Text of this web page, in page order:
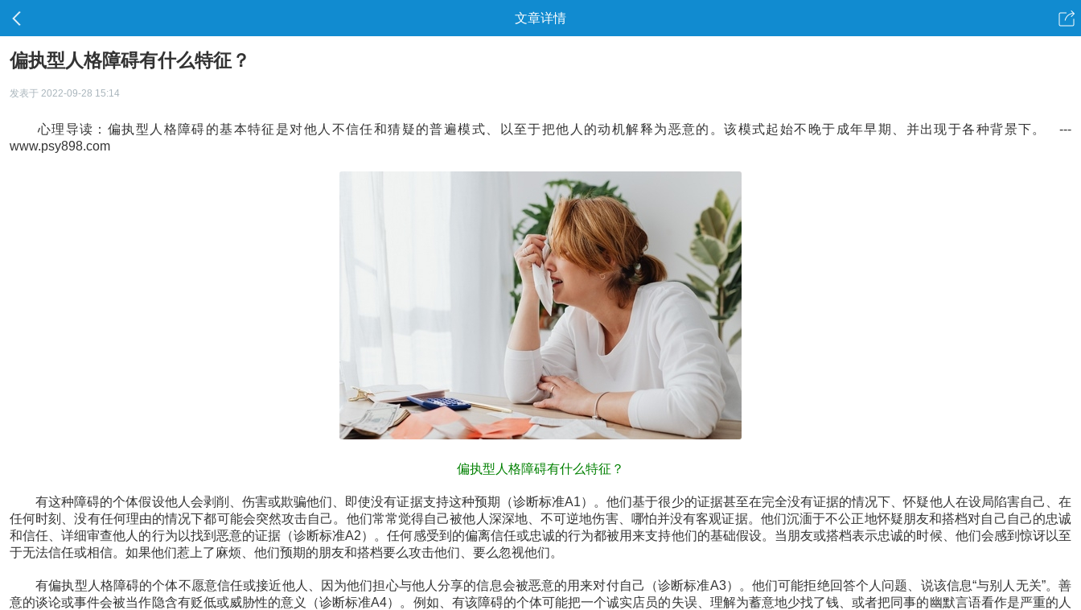
文章详情
偏执型人格障碍有什么特征？
发表于 2022-09-28 15:14
心理导读：偏执型人格障碍的基本特征是对他人不信任和猜疑的普遍模式、以至于把他人的动机解释为恶意的。该模式起始不晚于成年早期、并出现于各种背景下。 ---
www.psy898.com
偏执型人格障碍有什么特征？
有这种障碍的个体假设他人会剥削、伤害或欺骗他们、即使没有证据支持这种预期（诊断标准A1）。他们基于很少的证据甚至在完全没有证据的情况下、怀疑他人在设局陷害自己、在
任何时刻、没有任何理由的情况下都可能会突然攻击自己。他们常常觉得自己被他人深深地、不可逆地伤害、哪怕并没有客观证据。他们沉湎于不公正地怀疑朋友和搭档对自己自己的忠诚
和信任、详细审查他人的行为以找到恶意的证据（诊断标准A2）。任何感受到的偏离信任或忠诚的行为都被用来支持他们的基础假设。当朋友或搭档表示忠诚的时候、他们会感到惊讶以至
于无法信任或相信。如果他们惹上了麻烦、他们预期的朋友和搭档要么攻击他们、要么忽视他们。
有偏执型人格障碍的个体不愿意信任或接近他人、因为他们担心与他人分享的信息会被恶意的用来对付自己（诊断标准A3）。他们可能拒绝回答个人问题、说该信息“与别人无关”。善
意的谈论或事件会被当作隐含有贬低或威胁性的意义（诊断标准A4）。例如、有该障碍的个体可能把一个诚实店员的失误、理解为蓄意地少找了钱、或者把同事的幽默言语看作是严重的人